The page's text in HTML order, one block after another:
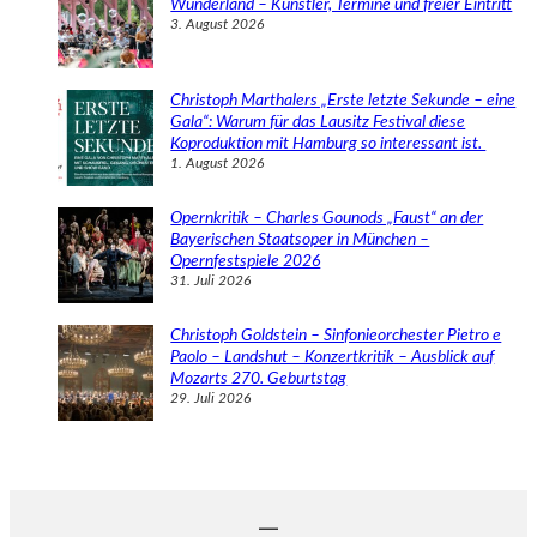
Wunderland – Künstler, Termine und freier Eintritt
3. August 2026
Christoph Marthalers „Erste letzte Sekunde – eine
Gala“: Warum für das Lausitz Festival diese
Koproduktion mit Hamburg so interessant ist.
1. August 2026
Opernkritik – Charles Gounods „Faust“ an der
Bayerischen Staatsoper in München –
Opernfestspiele 2026
31. Juli 2026
Christoph Goldstein – Sinfonieorchester Pietro e
Paolo – Landshut – Konzertkritik – Ausblick auf
Mozarts 270. Geburtstag
29. Juli 2026